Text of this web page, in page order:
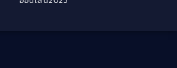
Cult Film(4)